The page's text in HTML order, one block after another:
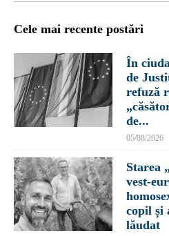
Cele mai recente postări
În
de
refuză
de...
05/08/2026
Starea
vest-
copil și
lăudat